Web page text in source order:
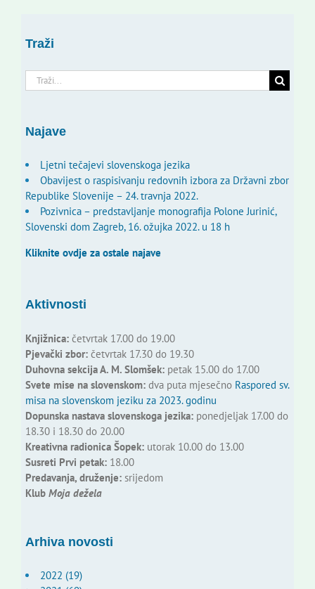
Traži
Traži...
Najave
Ljetni tečajevi slovenskoga jezika
Obavijest o raspisivanju redovnih izbora za Državni zbor
Republike Slovenije – 24. travnja 2022.
Pozivnica – predstavljanje monografija Polone Jurinić,
Slovenski dom Zagreb, 16. ožujka 2022. u 18 h
Kliknite ovdje za ostale najave
Aktivnosti
Knjižnica:četvrtak 17.00 do 19.00
Pjevački zbor:četvrtak 17.30 do 19.30
Duhovna sekcija A. M. Slomšek:petak 15.00 do 17.00
Svete mise na slovenskom:dva puta mjesečno Raspored sv.
misa na slovenskom jeziku za 2023. godinu
Dopunska nastava slovenskoga jezika:ponedjeljak 17.00 do
18.30 i 18.30 do 20.00
Kreativna radionica Šopek:utorak 10.00 do 13.00
Susreti Prvi petak:18.00
Predavanja, druženje:srijedom
Klub Moja dežela
Arhiva novosti
2022 (19)